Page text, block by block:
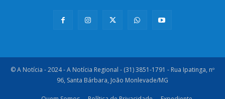
© A Notícia - 2024 - A Notícia Regional - (31) 3851-1791 - Rua Ipatinga, nº
96, Santa Bárbara, João Monlevade/MG